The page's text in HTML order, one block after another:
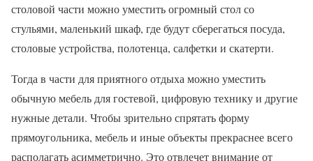
столовой части можно уместить огромный стол со
стульями, маленький шкаф, где будут сберегаться посуда,
столовые устройства, полотенца, салфетки и скатерти.
Тогда в части для приятного отдыха можно уместить
обычную мебель для гостевой, цифровую технику и другие
нужные детали. Чтобы зрительно спрятать форму
прямоугольника, мебель и иные объекты прекраснее всего
располагать асимметрично. Это отвлечет внимание от